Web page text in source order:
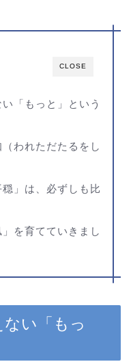
CLOSE
「もっと」という
われただたるをし
穏」は、必ずしも比
を育てていきまし
い「もっ